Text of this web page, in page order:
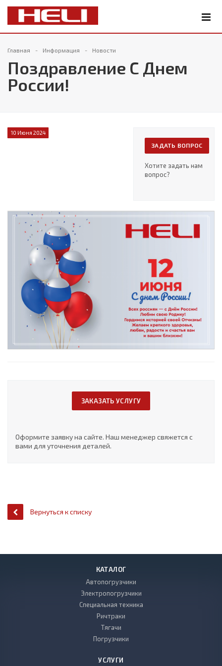
Главная Информация Новости
Поздравление С Днем
России!
ЗАДАТЬ ВОПРОС
Хотите задать нам
вопрос?
10 Июня 2024
ЗАКАЗАТЬ УСЛУГУ
Оформите заявку на сайте. Наш менеджер свяжется с
вами для уточнения деталей.
Вернуться к списку
КАТАЛОГ
Автопогрузчики
Электропогрузчики
Специальная техника
Ричтраки
Тягачи
Погрузчики
УСЛУГИ